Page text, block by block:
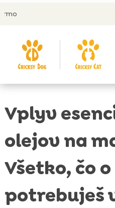
🤝 Môžeš
Vplyv
olejov na
Všetko, čo
potrebuješ